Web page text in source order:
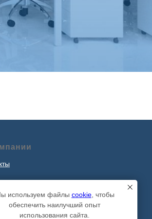
используем файлы cookie, чтобы
обеспечить наилучший опыт
использования сайта.
обработки персональных